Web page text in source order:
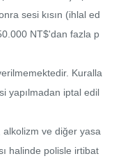
sesi kısın (ihlal ed
NT$'dan fazla p
Kuralla
yapılmadan iptal edil
alkolizm ve diğer yasa
halinde polisle irtibat